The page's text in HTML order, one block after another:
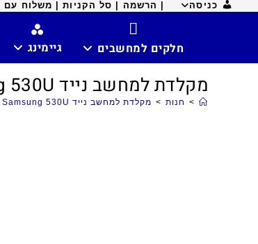
כניסה | הרשמה | סל הקניות | משלוח עם
חלקים למחשבים גיימינג
מקלדת למחשב נייד Samsung 530U
> חנות > מקלדת למחשב נייד Samsung 530U